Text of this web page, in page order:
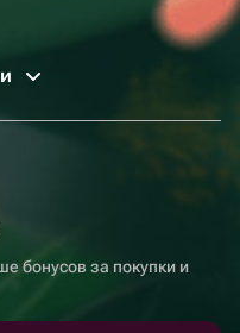
бонусов за покупки и